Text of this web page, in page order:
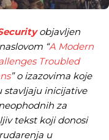
objavljen
“A Modern
Troubled
” o izazovima koje
stavljaju inicijative
za
tekst koji donosi
u